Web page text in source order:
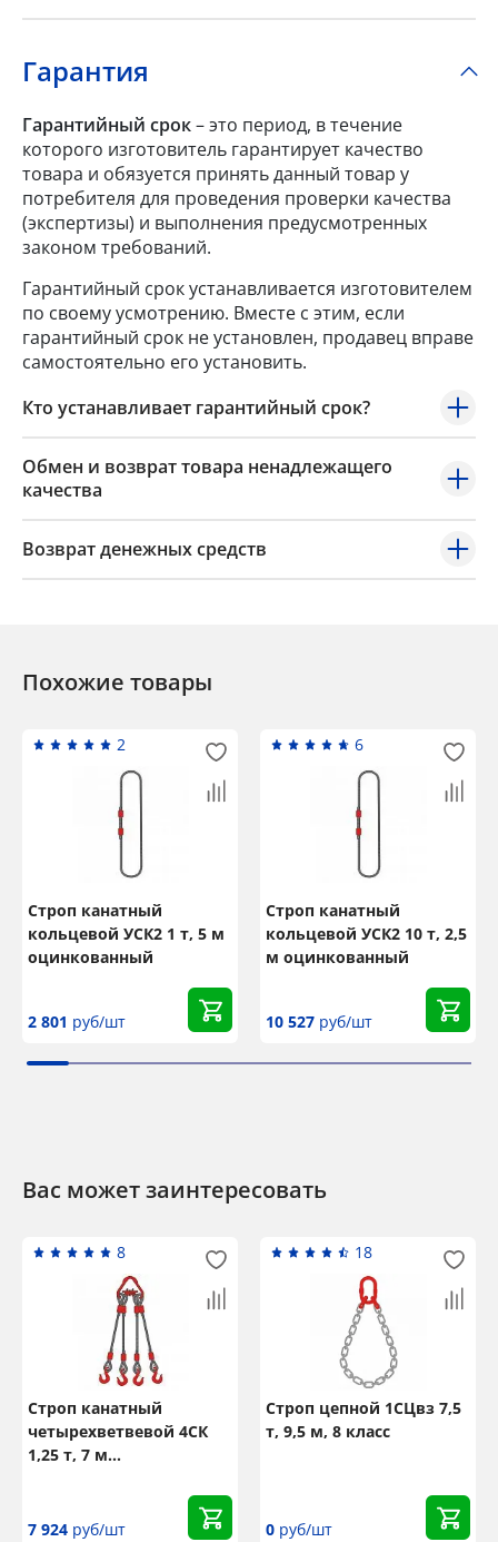
Гарантия
Гарантийный срок– это период, в течение
которого изготовитель гарантирует качество
товара и обязуется принять данный товар у
потребителя для проведения проверки качества
(экспертизы) и выполнения предусмотренных
законом требований.
Гарантийный срок устанавливается изготовителем
по своему усмотрению. Вместе с этим, если
гарантийный срок не установлен, продавец вправе
самостоятельно его установить.
Кто устанавливает гарантийный срок?
Обмен и возврат товара ненадлежащего
качества
Возврат денежных средств
Похожие товары
2
Строп канатный
кольцевой УСК2 1 т, 5 м
оцинкованный
2 801 руб/шт
6
Строп канатный
кольцевой УСК2 10 т, 2,5
м оцинкованный
10 527 руб/шт
Вас может заинтересовать
8
Строп канатный
четырехветвевой 4СК
1,25 т, 7 м
7 924 руб/шт
18
Строп цепной 1СЦвз 7,5
т, 9,5 м, 8 класс
0 руб/шт